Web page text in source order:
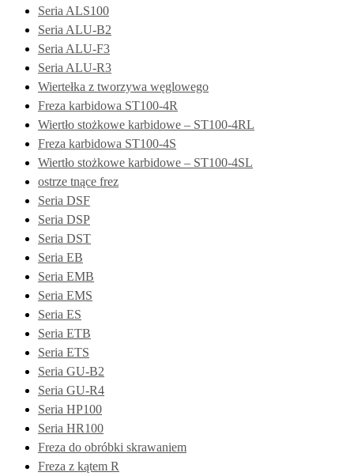
Seria ALS100
Seria ALU-B2
Seria ALU-F3
Seria ALU-R3
Wiertełka z tworzywa węglowego
Freza karbidowa ST100-4R
Wiertło stożkowe karbidowe – ST100-4RL
Freza karbidowa ST100-4S
Wiertło stożkowe karbidowe – ST100-4SL
ostrze tnące frez
Seria DSF
Seria DSP
Seria DST
Seria EB
Seria EMB
Seria EMS
Seria ES
Seria ETB
Seria ETS
Seria GU-B2
Seria GU-R4
Seria HP100
Seria HR100
Freza do obróbki skrawaniem
Freza z kątem R